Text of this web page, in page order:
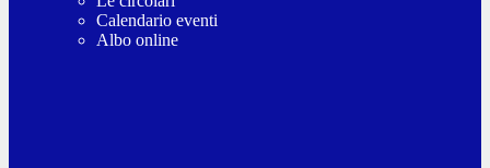
Calendario eventi
Albo online